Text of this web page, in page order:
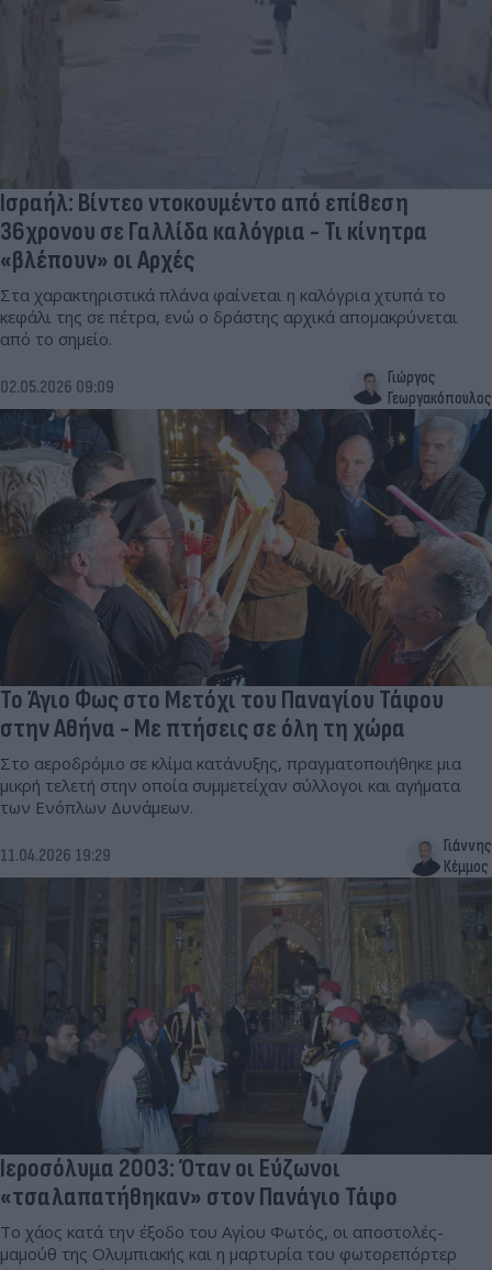
Ισραήλ: Βίντεο ντοκουμέντο από επίθεση
36χρονου σε Γαλλίδα καλόγρια - Τι κίνητρα
«βλέπουν» οι Αρχές
Στα χαρακτηριστικά πλάνα φαίνεται η καλόγρια χτυπά το
κεφάλι της σε πέτρα, ενώ ο δράστης αρχικά απομακρύνεται
από το σημείο.
02.05.2026 09:09
Γιώργος
Γεωργακόπουλος
Το Άγιο Φως στο Μετόχι του Παναγίου Τάφου
στην Αθήνα - Με πτήσεις σε όλη τη χώρα
Στο αεροδρόμιο σε κλίμα κατάνυξης, πραγματοποιήθηκε μια
μικρή τελετή στην οποία συμμετείχαν σύλλογοι και αγήματα
των Ενόπλων Δυνάμεων.
11.04.2026 19:29
Γιάννης
Κέμμος
Ιεροσόλυμα 2003: Όταν οι Εύζωνοι
«τσαλαπατήθηκαν» στον Πανάγιο Τάφο
Το χάος κατά την έξοδο του Αγίου Φωτός, οι αποστολές-
μαμούθ της Ολυμπιακής και η μαρτυρία του φωτορεπόρτερ